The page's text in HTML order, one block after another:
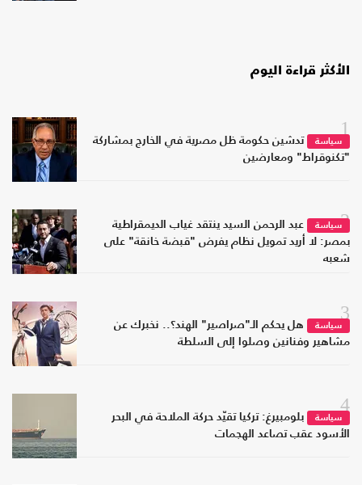
الأكثر قراءة اليوم
1
سياسة
تدشين حكومة ظل مصرية في الخارج بمشاركة
"تكنوقراط" ومعارضين
2سياسة
عبد الرحمن السيد ينتقد غياب الديمقراطية
بمصر: لا أريد تمويل نظام يفرض "قبضة خانقة" على
شعبه
3
سياسة
هل يحكم الـ"صراصير" الهند؟.. نخبرك عن
مشاهير وفنانين وصلوا إلى السلطة
4
سياسة
بلومبيرغ: تركيا تقيّد حركة الملاحة في البحر
الأسود عقب تصاعد الهجمات